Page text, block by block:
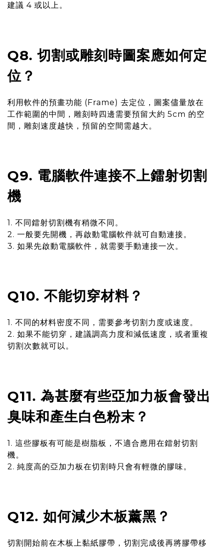
建議 4 或以上。
Q8. 切割或雕刻時圖案應如何定
位？
利用軟件的預畫功能 (Frame) 去定位，圖案儘量放在
工作範圍的中間，雕刻時四邊需要預留大約 5cm 的空
間，雕刻速度越快，預留的空間需越大。
Q9. 電腦軟件連接不上鐳射切割
機
1. 不同鐳射切割機有稍微不同。
2. 一般要先開機，再啟動電腦軟件就可自動連接。
3. 如果先啟動電腦軟件，就需要手動連接一次。
Q10. 不能切穿材料？
1. 不同的材料密度不同，需要參考切割力度或速度。
2. 如果不能切穿，建議調高力度和減低速度，或者重複
切割次數就可以。
Q11. 為甚麼有些亞加力板會發出
臭味和產生白色粉末？
1. 這些膠板有可能是樹脂板，不適合應用在鐳射切割
機。
2. 純度高的亞加力板在切割時只會有輕微的膠味。
Q12. 如何減少木板薰黑？
切割開始前在木板上黏紙膠帶，切割完成後再將膠帶移